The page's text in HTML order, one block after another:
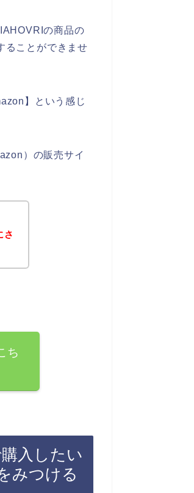
の商品の
ることができませ
】という感じ
）の販売サイ
さ
ち
入したい
みつける